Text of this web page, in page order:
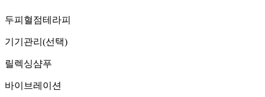
두피혈점테라피
기기관리(선택)
릴렉싱샴푸
바이브레이션